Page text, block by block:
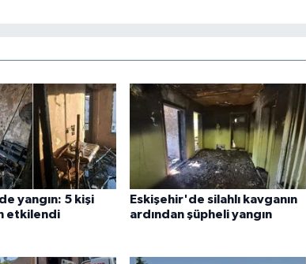
yangın: 5 kişi
etkilendi
Eskişehir'de silahlı kavganın
ardından şüpheli yangın